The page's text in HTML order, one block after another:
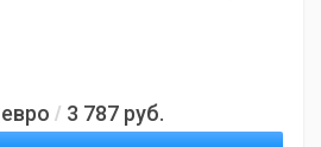
евро / 3 787 руб.